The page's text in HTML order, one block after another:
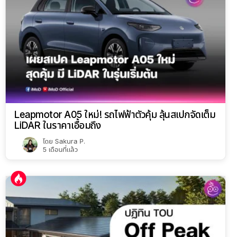
Leapmotor A05 ใหม่! รถไฟฟ้าตัวคุ้ม ลุ้นสเปกจัดเต็ม
LiDAR ในราคาเอื้อมถึง
โดย Sakura P.
5 เดือนที่แล้ว